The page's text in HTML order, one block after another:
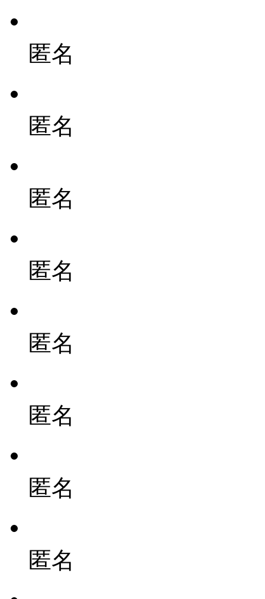
匿名
匿名
匿名
匿名
匿名
匿名
匿名
匿名